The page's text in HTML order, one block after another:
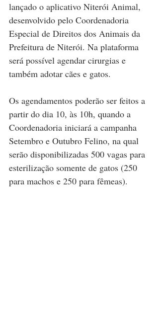
lançado o aplicativo Niterói Animal,
desenvolvido pelo Coordenadoria
Especial de Direitos dos Animais da
Prefeitura de Niterói. Na plataforma
será possível agendar cirurgias e
também adotar cães e gatos.
Os agendamentos poderão ser feitos a
partir do dia 10, às 10h, quando a
Coordenadoria iniciará a campanha
Setembro e Outubro Felino, na qual
serão disponibilizadas 500 vagas para
esterilização somente de gatos (250
para machos e 250 para fêmeas).